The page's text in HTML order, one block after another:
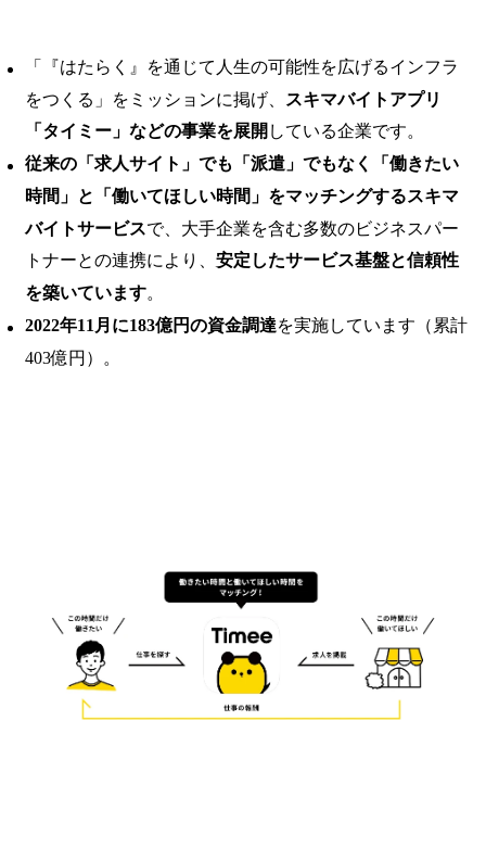
「『はたらく』を通じて人生の可能性を広げるインフラ
をつくる」をミッションに掲げ、
スキマバイトアプリ
「タイミー」などの事業を展開 している企業です。
従来の「求人サイト」でも「派遣」でもなく「働きたい
時間」と「働いてほしい時間」をマッチングするスキマ
バイトサービスで、大手企業を含む多数のビジネスパー
トナーとの連携により、 安定したサービス基盤と信頼性
を築いています。
2022年11月に183億円の資金調達を実施しています（累計
403億円）。